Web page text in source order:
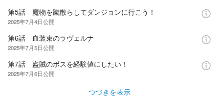
第5話 魔物を蹴散らしてダンジョンに行こう！
2025年7月4日公開
第6話 血装束のラヴェルナ
2025年7月5日公開
第7話 盗賊のボスを経験値にしたい！
2025年7月6日公開
つづきを表示